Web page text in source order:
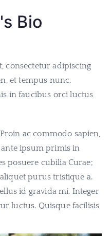
Bio
consectetur adipiscing
et tempus nunc.
in faucibus orci luctus
ac commodo sapien,
ipsum primis in
posuere cubilia Curae;
purus tristique a.
id gravida mi. Integer
luctus. Quisque facilisis